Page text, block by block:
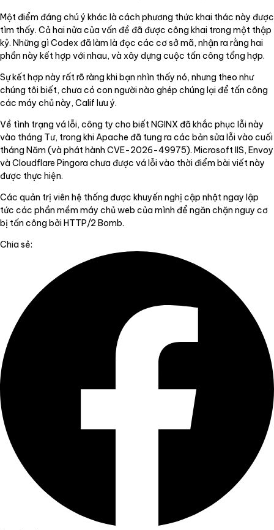
Một điểm đáng chú ý khác là cách phương thức khai thác này được
tìm thấy. Cả hai nửa của vấn đề đã được công khai trong một thập
kỷ. Những gì Codex đã làm là đọc các cơ sở mã, nhận ra rằng hai
phần này kết hợp với nhau, và xây dựng cuộc tấn công tổng hợp.
Sự kết hợp này rất rõ ràng khi bạn nhìn thấy nó, nhưng theo như
chúng tôi biết, chưa có con người nào ghép chúng lại để tấn công
các máy chủ này, Calif lưu ý.
Về tình trạng vá lỗi, công ty cho biết NGINX đã khắc phục lỗi này
vào tháng Tư, trong khi Apache đã tung ra các bản sửa lỗi vào cuối
tháng Năm (và phát hành CVE-2026-49975). Microsoft IIS, Envoy
và Cloudflare Pingora chưa được vá lỗi vào thời điểm bài viết này
được thực hiện.
Các quản trị viên hệ thống được khuyến nghị cập nhật ngay lập
tức các phần mềm máy chủ web của mình để ngăn chặn nguy cơ
bị tấn công bởi HTTP/2 Bomb.
Chia sẻ: